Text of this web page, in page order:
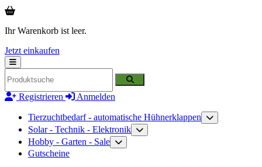
Ihr Warenkorb ist leer.
Jetzt einkaufen
Registrieren Anmelden
Tierzuchtbedarf - automatische Hühnerklappen
Solar - Technik - Elektronik
Hobby - Garten - Sale
Gutscheine